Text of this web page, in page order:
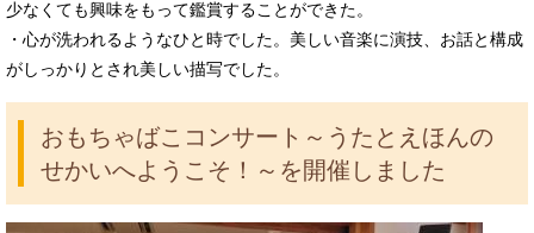
少なくても興味をもって鑑賞することができた。
・心が洗われるようなひと時でした。美しい音楽に演技、お話と構成
がしっかりとされ美しい描写でした。
おもちゃばこコンサート～うたとえほんの
せかいへようこそ！～を開催しました